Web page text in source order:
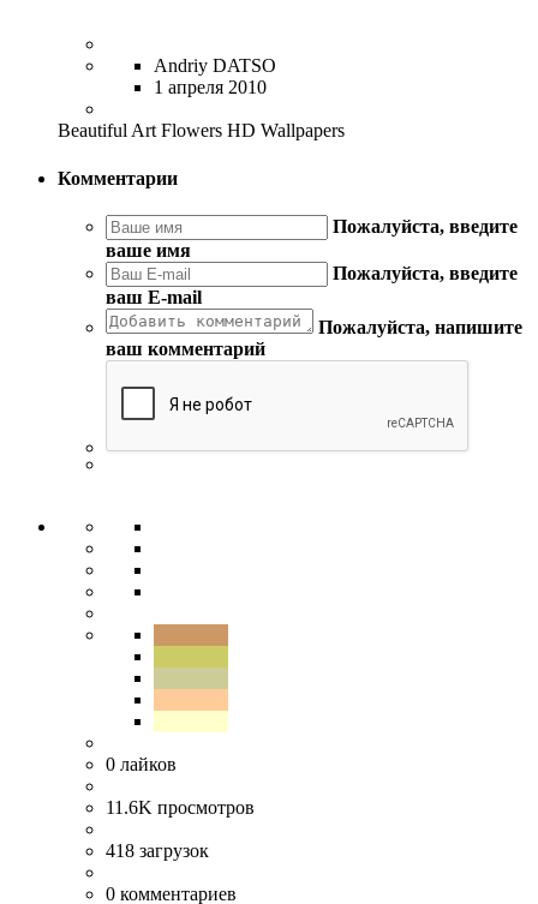
Andriy DATSO
1 апреля 2010
Beautiful Art Flowers HD Wallpapers
Комментарии
Пожалуйста, введите
ваше имя
Пожалуйста, введите
ваш E-mail
Пожалуйста, напишите
ваш комментарий
0 лайков
11.6K просмотров
418 загрузок
0 комментариев